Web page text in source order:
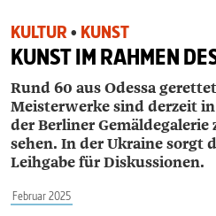
KULTUR • KUNST
KUNST IM RAHMEN
Rund 60 aus Odessa
Meister­werke sind derzeit in
der Berliner Gemäldegalerie
sehen. In der Ukraine sorgt
Leihgabe für Diskussionen.
Februar 2025